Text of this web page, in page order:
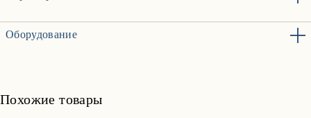
Оборудование
Похожие товары